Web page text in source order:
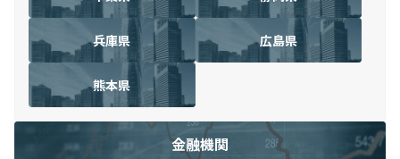
兵庫県 広島県
熊本県
金融機関